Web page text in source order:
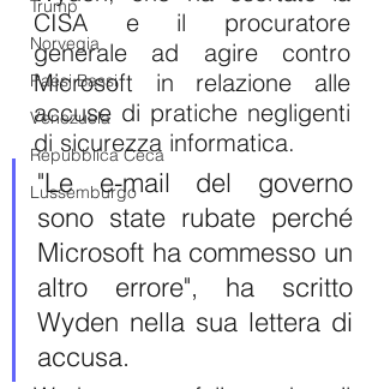
Trump
Norvegia
Paesi Bassi
Venezuela
Repubblica Ceca
Lussemburgo
CISA e il procuratore
generale ad agire contro
Microsoft in relazione alle
accuse di pratiche negligenti
di sicurezza informatica.
"Le e-mail del governo
sono state rubate perché
Microsoft ha commesso un
altro errore", ha scritto
Wyden nella sua lettera di
accusa.